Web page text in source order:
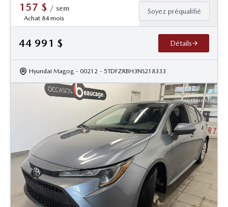
157 $ / sem
Achat 84 mois
Soyez préqualifié
44 991 $ Détails
Hyundai Magog - 00212 - 5TDFZRBH3NS218333